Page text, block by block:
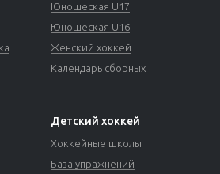
Юношеская U17
Юношеская U16
Женский хоккей
Календарь сборных
Детский хоккей
Хоккейные школы
База упражнений